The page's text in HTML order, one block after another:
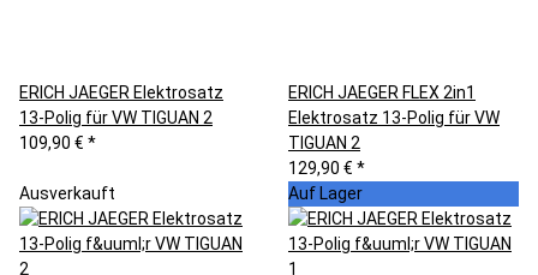
ERICH JAEGER Elektrosatz
13-Polig für VW TIGUAN 2
109,90 € *
ERICH JAEGER FLEX 2in1
Elektrosatz 13-Polig für VW
TIGUAN 2
129,90 € *
Ausverkauft
Auf Lager